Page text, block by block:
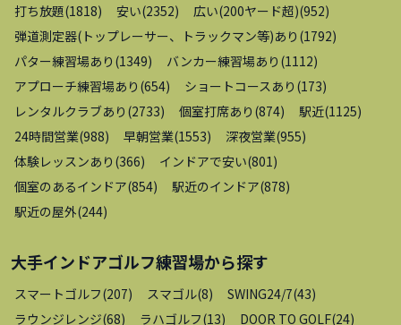
打ち放題(1818) 安い(2352) 広い(200ヤード超)(952)
弾道測定器(トップレーサー、トラックマン等)あり (1792)
パター練習場あり (1349) バンカー練習場あり (1112)
アプローチ練習場あり (654) ショートコースあり (173)
レンタルクラブあり (2733) 個室打席あり (874) 駅近(1125)
24時間営業(988) 早朝営業(1553) 深夜営業(955)
体験レッスンあり (366) インドアで安い(801 )
個室のあるインドア(854) 駅近のインドア(878)
駅近の屋外(244)
大手インドアゴルフ練習場から探す
スマートゴルフ(207) スマゴル(8) SWING24/7(43)
ラウンジレンジ(68) ラハゴルフ(13) DOOR TO GOLF(24)